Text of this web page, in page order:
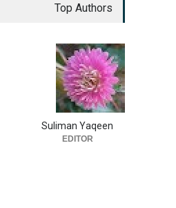
Top Authors
Suliman Yaqeen
EDITOR